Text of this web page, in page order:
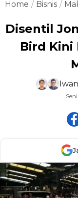
Home Bisnis
Disentil
Bird Kini